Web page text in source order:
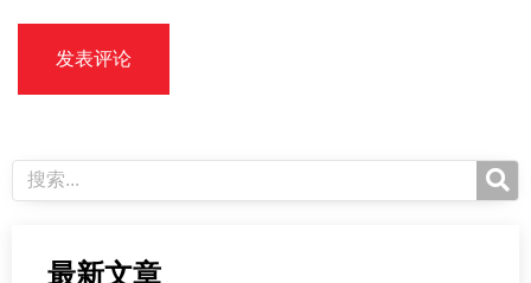
最新文章